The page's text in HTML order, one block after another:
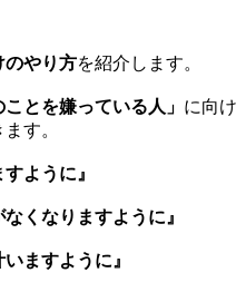
のやり方を紹介します。
とを嫌っている人」 に向け
す。
ように』
くなりますように』
ますように』